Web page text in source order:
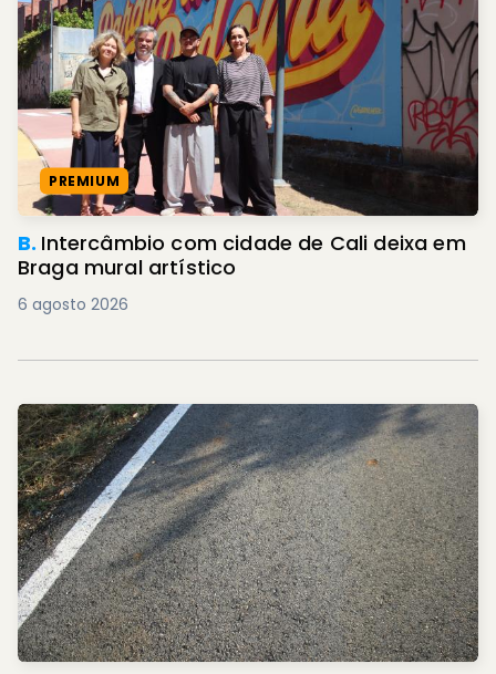
PREMIUM
B. Intercâmbio com cidade de Cali deixa em
Braga mural artístico
6 agosto 2026